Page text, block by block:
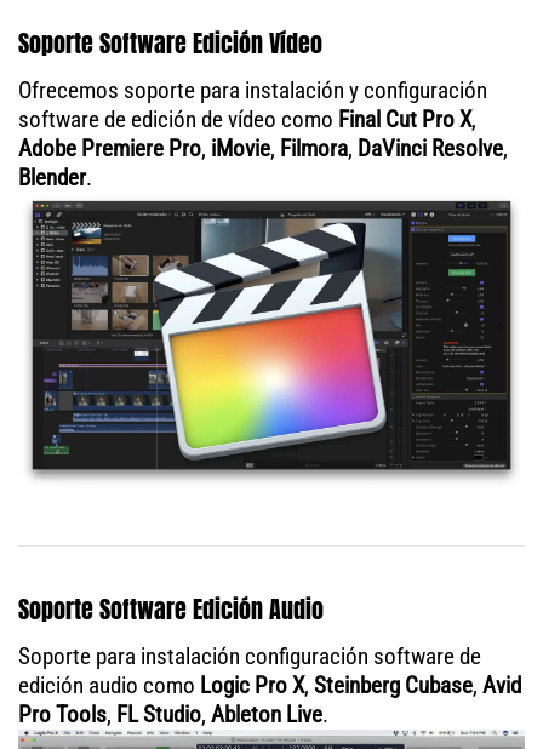
Soporte Software Edición Vídeo
Ofrecemos soporte para instalación y configuración
software de edición de vídeo como Final Cut Pro X,
Adobe Premiere Pro, iMovie, Filmora, DaVinci Resolve,
Blender.
Soporte Software Edición Audio
Soporte para instalación configuración software de
edición audio como Logic Pro X, Steinberg Cubase, Avid
Pro Tools, FL Studio, Ableton Live.